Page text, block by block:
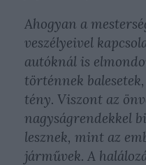
Ahogyan a
veszélyeivel
autóknál is
történnek
tény. Viszont az
nagyságrendekkel
lesznek, mint az
járművek. A